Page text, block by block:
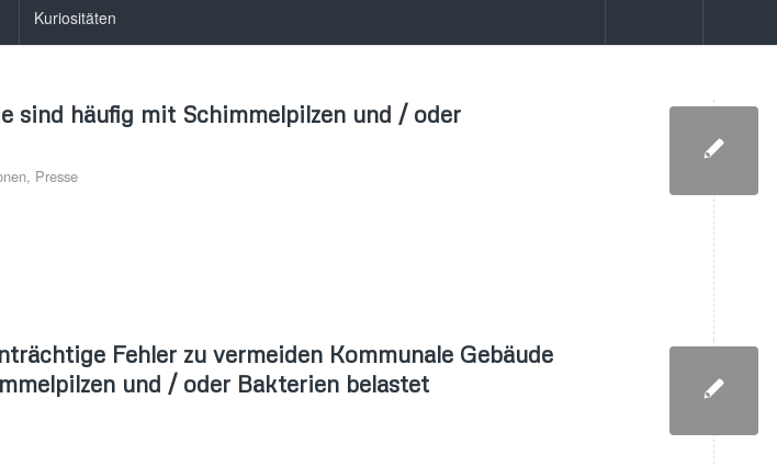
Kuriositäten
sind häufig mit Schimmelpilzen und / oder
, Presse
Fehler zu vermeiden Kommunale Gebäude
und / oder Bakterien belastet